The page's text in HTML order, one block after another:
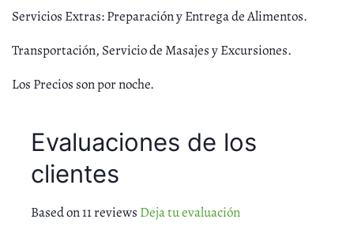
Servicios Extras: Preparación y Entrega de Alimentos.
Transportación, Servicio de Masajes y Excursiones.
Los Precios son por noche.
Evaluaciones de los
clientes
Based on 11 reviews Deja tu evaluación